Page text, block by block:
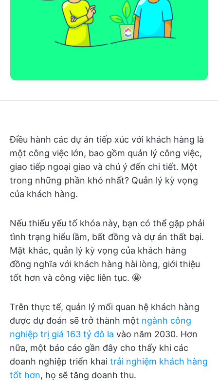
Điều hành các dự án tiếp xúc với khách hàng là
một công việc lớn, bao gồm quản lý công việc,
giao tiếp ngoại giao và chú ý đến chi tiết. Một
trong những phần khó nhất? Quản lý kỳ vọng
của khách hàng.
Nếu thiếu yếu tố khóa này, bạn có thể gặp phải
tình trạng hiểu lầm, bất đồng và dự án thất bại.
Mặt khác, quản lý kỳ vọng của khách hàng
đồng nghĩa với khách hàng hài lòng, giới thiệu
tốt hơn và công việc liên tục. 🤩
Trên thực tế, quản lý mối quan hệ khách hàng
được dự đoán sẽ trở thành một ngành công
nghiệp trị giá 163 tỷ đô la vào năm 2030. Hơn
nữa, một báo cáo gần đây cho thấy khi các
doanh nghiệp triển khai trải nghiệm khách hàng
tốt hơn, họ sẽ tăng doanh thu.